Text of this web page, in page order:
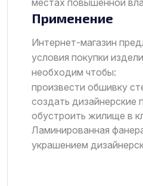
Применение
Интернет-магазин
условия покупки
необходим чтобы:
произвести обшивку
создать дизайнерские
обустроить жилище в
Ламинированная
украшением